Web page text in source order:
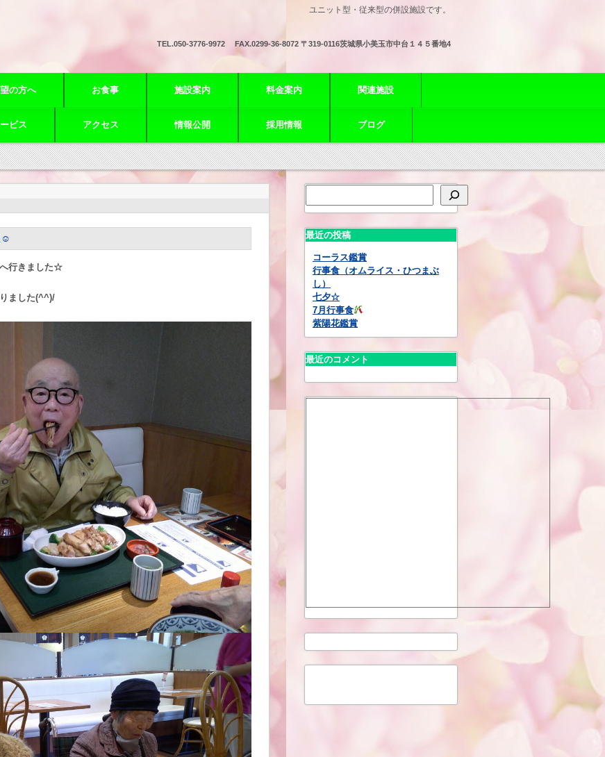
ユニット型・従来型の併設施設です。
TEL.050-3776-9972 FAX.0299-36-8072 〒319-0116茨城県小美玉市中台１４５番地4
の方へ お食事 施設案内 料金案内 関連施設
ビス アクセス 情報公開 採用情報 ブログ
☺
行きました☆
ました(^^)/
最近の投稿
コーラス鑑賞
行事食（オムライス・ひつまぶ
し）
七夕☆
7月行事食
紫陽花鑑賞
最近のコメント